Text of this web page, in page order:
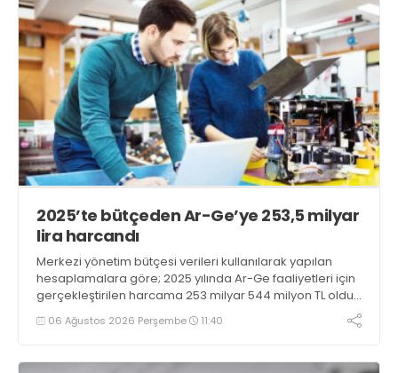
2025’te bütçeden Ar-Ge’ye 253,5 milyar
lira harcandı
Merkezi yönetim bütçesi verileri kullanılarak yapılan
hesaplamalara göre; 2025 yılında Ar-Ge faaliyetleri için
gerçekleştirilen harcama 253 milyar 544 milyon TL oldu.
Ar-Ge harcamalarının merkezi yönetim bütçesi
içerisindeki oranı yüzde 1,58 oldu
06 Ağustos 2026 Perşembe 11:40